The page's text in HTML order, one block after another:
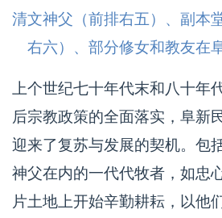
清文神父（前排右五）、副本
右六）、部分修女和教友在
上个世纪七十年代末和八十年
后宗教政策的全面落实，阜新
迎来了复苏与发展的契机。包
神父在内的一代代牧者，如忠
片土地上开始辛勤耕耘，以他